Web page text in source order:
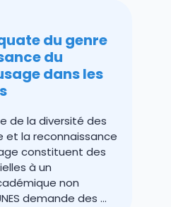
du genre
du
dans les
de la diversité des
et la reconnaissance
constituent des
à un
non
demande des ...